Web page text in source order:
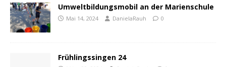
Umweltbildungsmobil an der Marienschule
Mai 14, 2024 DanielaRauh 0
Frühlingssingen 24